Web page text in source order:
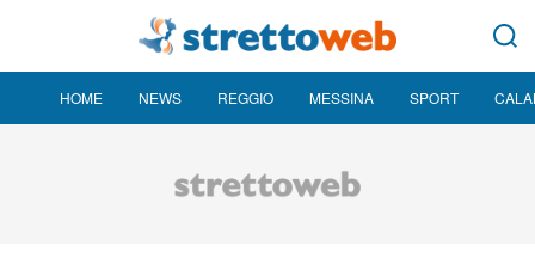
HOME NEWS REGGIO MESSINA SPORT